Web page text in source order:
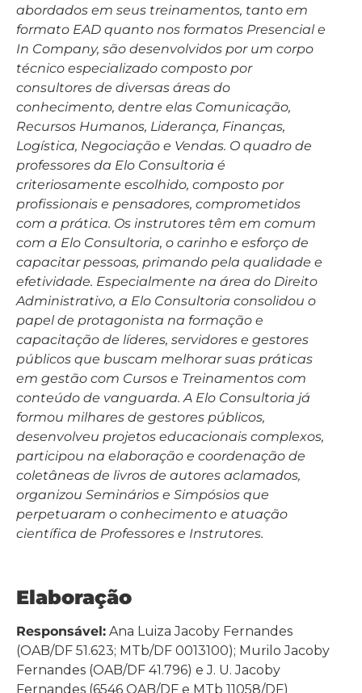
abordados em seus treinamentos, tanto em
formato EAD quanto nos formatos Presencial e
In Company, são desenvolvidos por um corpo
técnico especializado composto por
consultores de diversas áreas do
conhecimento, dentre elas Comunicação,
Recursos Humanos, Liderança, Finanças,
Logística, Negociação e Vendas. O quadro de
professores da Elo Consultoria é
criteriosamente escolhido, composto por
profissionais e pensadores, comprometidos
com a prática. Os instrutores têm em comum
com a Elo Consultoria, o carinho e esforço de
capacitar pessoas, primando pela qualidade e
efetividade. Especialmente na área do Direito
Administrativo, a Elo Consultoria consolidou o
papel de protagonista na formação e
capacitação de líderes, servidores e gestores
públicos que buscam melhorar suas práticas
em gestão com Cursos e Treinamentos com
conteúdo de vanguarda. A Elo Consultoria já
formou milhares de gestores públicos,
desenvolveu projetos educacionais complexos,
participou na elaboração e coordenação de
coletâneas de livros de autores aclamados,
organizou Seminários e Simpósios que
perpetuaram o conhecimento e atuação
científica de Professores e Instrutores.
Elaboração
Responsável: Ana Luiza Jacoby Fernandes
(OAB/DF 51.623; MTb/DF 0013100); Murilo Jacoby
Fernandes (OAB/DF 41.796) e J. U. Jacoby
Fernandes (6546 OAB/DF e MTb 11058/DF)